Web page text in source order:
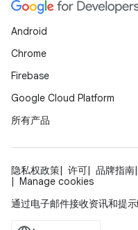
Android
Chrome
Firebase
Google Cloud Platform
所有产品
隐私权政策 许可 品牌指南
Manage cookies
通过电子邮件接收资讯和提示